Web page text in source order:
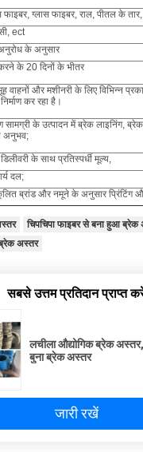
ग्लास फाइबर, राल, पीतल के तार,
ect
के अनुसार
के 20 दिनों के भीतर
वाहनों और मशीनरी के लिए विभिन्न
कर रहा है।
सामग्री के उत्पादन में ब्रेक लाइनिंग,
अनुभव;
के साथ प्रतिस्पर्धी मूल्य,
दल;
ब्रांड और नमूने के अनुसार प्रिंटिंग
चिपचिपा फाइबर से बना हुआ ब्रेक
अस्तर
सबसे उत्तम प्रतिदान प्राप्त
लचीला औद्योगिक ब्रेक
बुना ब्रेक अस्तर
जारी रखें